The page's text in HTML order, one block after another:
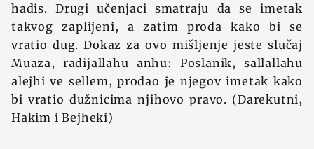
hadis. Drugi učenjaci smatraju da se imetak
takvog zaplijeni, a zatim proda kako bi se
vratio dug. Dokaz za ovo mišljenje jeste slučaj
Muaza, radijallahu anhu: Poslanik, sallallahu
alejhi ve sellem, prodao je njegov imetak kako
bi vratio dužnicima njihovo pravo. (Darekutni,
Hakim i Bejheki)